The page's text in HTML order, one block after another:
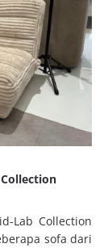
Lab Collection
sofa dari